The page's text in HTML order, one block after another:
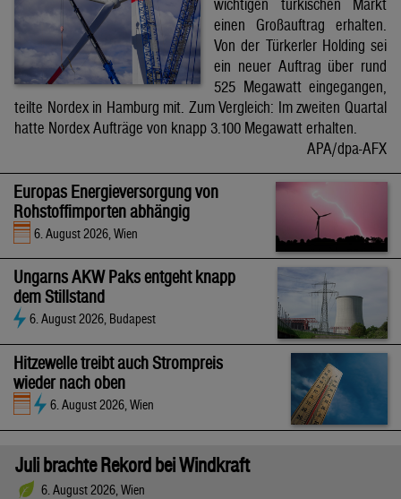
wichtigen türkischen Markt
einen Großauftrag erhalten.
Von der Türkerler Holding sei
ein neuer Auftrag über rund
525 Megawatt eingegangen,
teilte Nordex in Hamburg mit. Zum Vergleich: Im zweiten Quartal
hatte Nordex Aufträge von knapp 3.100 Megawatt erhalten.
APA/dpa-AFX
Europas Energieversorgung von
Rohstoffimporten abhängig
6. August 2026, Wien
Ungarns AKW Paks entgeht knapp
dem Stillstand
6. August 2026, Budapest
Hitzewelle treibt auch Strompreis
wieder nach oben
6. August 2026, Wien
Juli brachte Rekord bei Windkraft
6. August 2026, Wien